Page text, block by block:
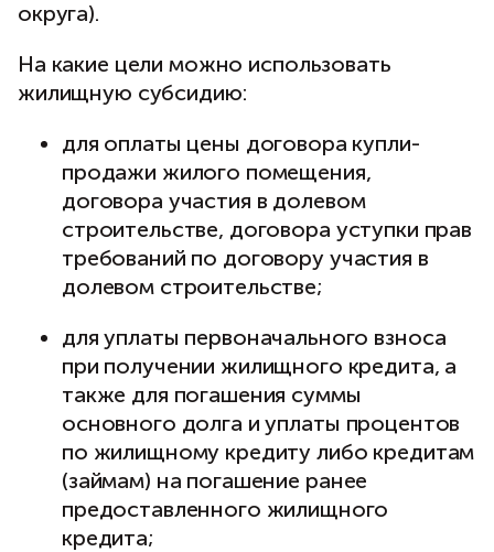
округа).
На какие цели можно использовать
жилищную субсидию:
для оплаты цены договора купли-
продажи жилого помещения,
договора участия в долевом
строительстве, договора уступки прав
требований по договору участия в
долевом строительстве;
для уплаты первоначального взноса
при получении жилищного кредита, а
также для погашения суммы
основного долга и уплаты процентов
по жилищному кредиту либо кредитам
(займам) на погашение ранее
предоставленного жилищного
кредита;